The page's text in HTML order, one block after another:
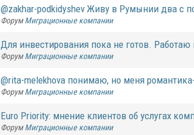
@zakhar-podkidyshev Живу в Румынии два с
Форум Миграционные компании
Для инвестирования пока не готов.
Форум Миграционные компании
@rita-melekhova понимаю, но меня
Форум Миграционные компании
Euro Priority: мнение клиентов об услугах
Форум Миграционные компании